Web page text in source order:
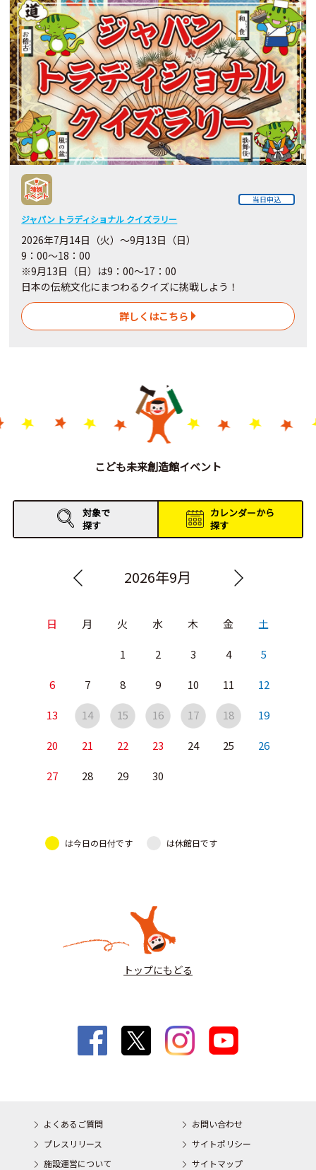
当日申込
ジャパン トラディショナル クイズラリー
2026年7月14日（火）～9月13日（日）
9：00～18：00
※9月13日（日）は9：00～17：00
日本の伝統文化にまつわるクイズに挑戦しよう！
詳しくはこちら
こども未来創造館イベント
対象で
探す
カレンダーから
探す
2026年9月
日 月 火 水 木 金 土
1 2 3 4 5
6 7 8 9 10 11 12
13 14 15 16 17 18 19
20 21 22 23 24 25 26
27 28 29 30
は今日の日付です は休館日です
トップにもどる
よくあるご質問
お問い合わせ
プレスリリース
サイトポリシー
施設運営について
サイトマップ